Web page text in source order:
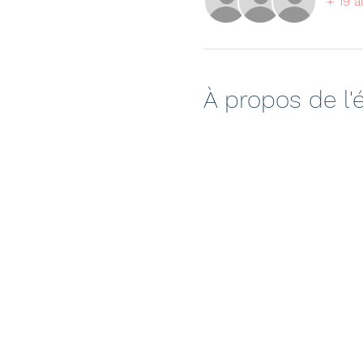
À propos de